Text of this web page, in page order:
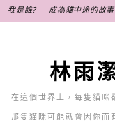
至
我是誰? 成為貓中途的故事
林雨
在這個世界上，每隻貓咪
那隻貓咪可能就會因你而